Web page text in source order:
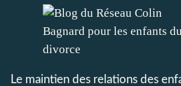
Le maintien des relations des